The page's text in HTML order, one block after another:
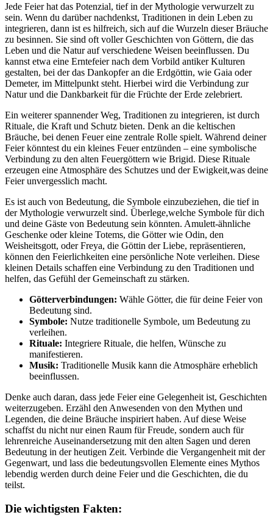
Jede Feier hat das Potenzial, tief in der Mythologie verwurzelt ⁣zu
sein. Wenn​ du⁣ darüber nachdenkst, ⁤Traditionen in dein Leben zu
integrieren, dann⁤ ist es hilfreich,​ sich⁤ auf die Wurzeln dieser Bräuche
zu besinnen. Sie sind oft voller Geschichten von‌ Göttern, die das
Leben und ⁣die⁣ Natur auf verschiedene Weisen ‌beeinflussen. Du
kannst etwa​ eine ​Erntefeier nach ⁢dem ‌Vorbild ‌antiker Kulturen
gestalten, bei der‍ das Dankopfer ⁢an die Erdgöttin, wie ⁢Gaia oder
Demeter, im‌ Mittelpunkt⁣ steht. Hierbei wird die Verbindung zur ​
Natur und die Dankbarkeit für die Früchte der Erde zelebriert.
Ein⁤ weiterer spannender⁣ Weg, Traditionen zu integrieren, ist durch
Rituale, die Kraft und Schutz bieten. Denk an ⁤die keltischen
Bräuche, ‍bei denen Feuer eine zentrale Rolle spielt. Während deiner
Feier könntest du ein kleines Feuer entzünden – ‌eine symbolische
Verbindung zu den ⁣alten Feuergöttern wie Brigid. Diese Rituale
erzeugen eine Atmosphäre des Schutzes und der‍ Ewigkeit,was deine⁤
Feier unvergesslich macht.
Es ist auch‍ von Bedeutung, die ⁤Symbole einzubeziehen, die tief in
der Mythologie verwurzelt‍ sind. Überlege,welche Symbole für dich
‍und deine Gäste von Bedeutung sein ‍könnten. Amulett-ähnliche
Geschenke oder⁢ kleine ‍Totems, die Götter wie Odin, den
Weisheitsgott, oder Freya, die Göttin der Liebe, repräsentieren,
⁢können den Feierlichkeiten eine persönliche Note verleihen. Diese
kleinen Details schaffen eine Verbindung zu den Traditionen und
helfen, das Gefühl der Gemeinschaft zu stärken.
Götterverbindungen: Wähle Götter, die ‌für deine Feier ‍von⁣
Bedeutung sind.
Symbole: Nutze traditionelle Symbole, um Bedeutung zu
verleihen.
Rituale: Integriere Rituale, die helfen, Wünsche zu
manifestieren.
Musik: Traditionelle Musik kann die ‍Atmosphäre erheblich
beeinflussen.
Denke auch daran, dass jede Feier eine Gelegenheit ist, ​Geschichten
weiterzugeben. Erzähl ⁢den ⁢Anwesenden von den Mythen ⁢und
⁣Legenden, die deine Bräuche inspiriert haben. Auf diese Weise
schaffst du nicht ​nur ⁢einen ‌Raum für Freude, sondern auch für⁣
lehrenreiche Auseinandersetzung mit den⁤ alten Sagen und deren
Bedeutung in der heutigen Zeit. Verbinde die Vergangenheit mit der
Gegenwart, ⁢und lass ⁢die bedeutungsvollen Elemente eines Mythos
lebendig werden ⁢durch ‍deine Feier ⁤und ‍die ⁤Geschichten, die du
teilst.
Die wichtigsten⁤ Fakten: